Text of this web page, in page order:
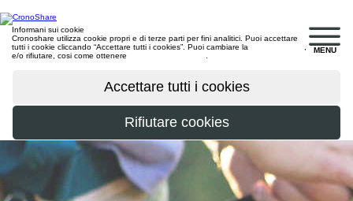
MENU
Informani sui cookie
Cronoshare utilizza cookie propri e di terze parti per fini analitici. Puoi accettare
tutti i cookie cliccando “Accettare tutti i cookies”. Puoi cambiare la
e/o rifiutare, cosi come ottenere